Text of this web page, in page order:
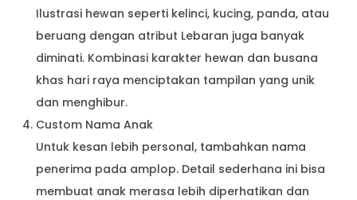
Ilustrasi hewan seperti kelinci, kucing, panda, atau
beruang dengan atribut Lebaran juga banyak
diminati. Kombinasi karakter hewan dan busana
khas hari raya menciptakan tampilan yang unik
dan menghibur.
Custom Nama Anak
Untuk kesan lebih personal, tambahkan nama
penerima pada amplop. Detail sederhana ini bisa
membuat anak merasa lebih diperhatikan dan